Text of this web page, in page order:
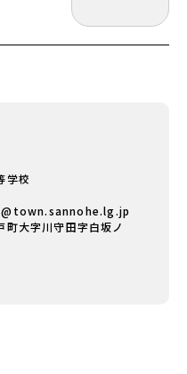
学校
町大字川守田字白坂ノ